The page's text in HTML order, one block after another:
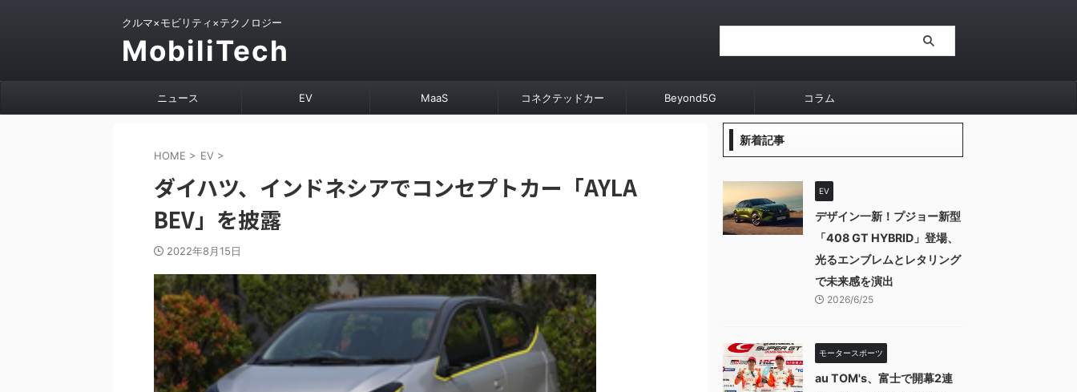
クルマ×モビリティ×テクノロジー
MobiliTech
ニュース EV MaaS コネクテッドカー Beyond5G コラム
HOME > EV >
ダイハツ、インドネシアでコンセプトカー「AYLA
BEV」を披露
2022年8月15日
新着記事
EV
デザイン一新！プジョー新型
「408 GT HYBRID」登場、
光るエンブレムとレタリング
で未来感を演出
2026/6/25
モータースポーツ
au TOM's、富士で開幕2連